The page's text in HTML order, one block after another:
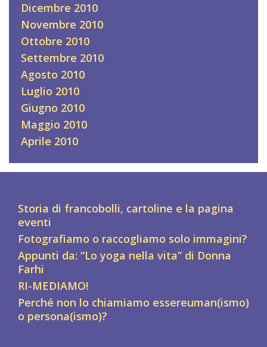
Dicembre 2010
Novembre 2010
Ottobre 2010
Settembre 2010
Agosto 2010
Luglio 2010
Giugno 2010
Maggio 2010
Aprile 2010
Storia di francobolli, cartoline e la pagina
eventi
Fotografiamo o raccogliamo solo immagini?
Appunti da: “Lo yoga nella vita” di Donna
Farhi
RI-MEDIAMO!
Perché non lo chiamiamo essereuman(ismo)
o persona(ismo)?